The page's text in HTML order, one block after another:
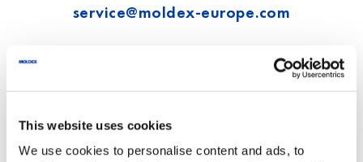
This website uses cookies
We use cookies to personalise content and ads, to
service@moldex-europe.com
Wir verarbeiten die hier eingegebenen
Beantwortung Ihrer Anfrage.